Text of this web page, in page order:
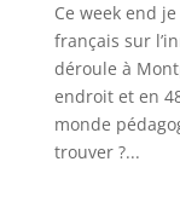
Ce week end
français sur
déroule à
endroit et en
monde
trouver ?...